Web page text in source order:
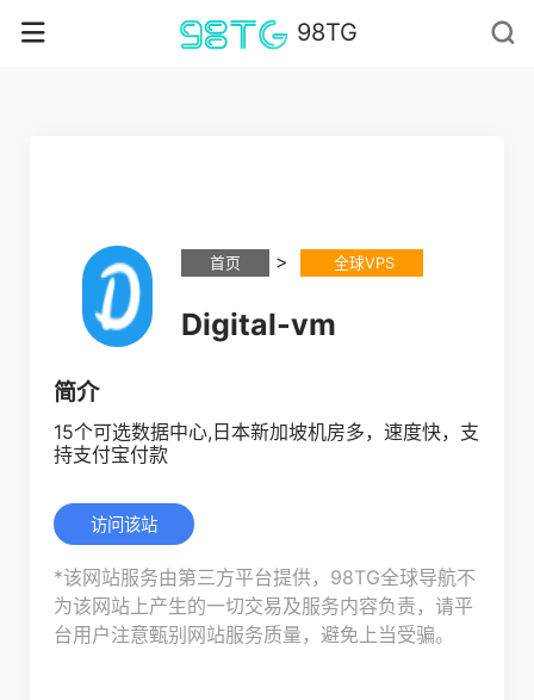
98TG
首页 > 全球VPS
Digital-vm
简介
15个可选数据中心,日本新加坡机房多，速度快，支
持支付宝付款
访问该站
*该网站服务由第三方平台提供，98TG全球导航不
为该网站上产生的一切交易及服务内容负责，请平
台用户注意甄别网站服务质量，避免上当受骗。